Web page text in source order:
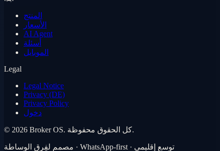
المنتج
الأسعار
AI Agent
أسئلة
الموبايل
Legal
Legal Notice
Privacy (DE)
Privacy Policy
دخول
© 2026 Broker OS. كل الحقوق محفوظة.
مصمم لفِرق الوساطة · WhatsApp-first · توسع إقليمي